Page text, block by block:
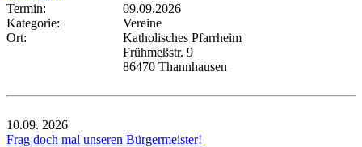
Termin:
09.09.2026
Kategorie:
Vereine
Ort:
Katholisches Pfarrheim
Frühmeßstr. 9
86470 Thannhausen
10.09. 2026
Frag doch mal unseren Bürgermeister!